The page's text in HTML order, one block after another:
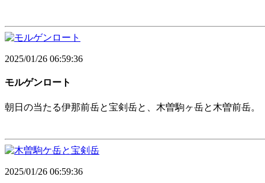
2025/01/26 06:59:36
モルゲンロート
朝日の当たる伊那前岳と宝剣岳と、木曽駒ヶ岳と木曽前岳。
2025/01/26 06:59:36